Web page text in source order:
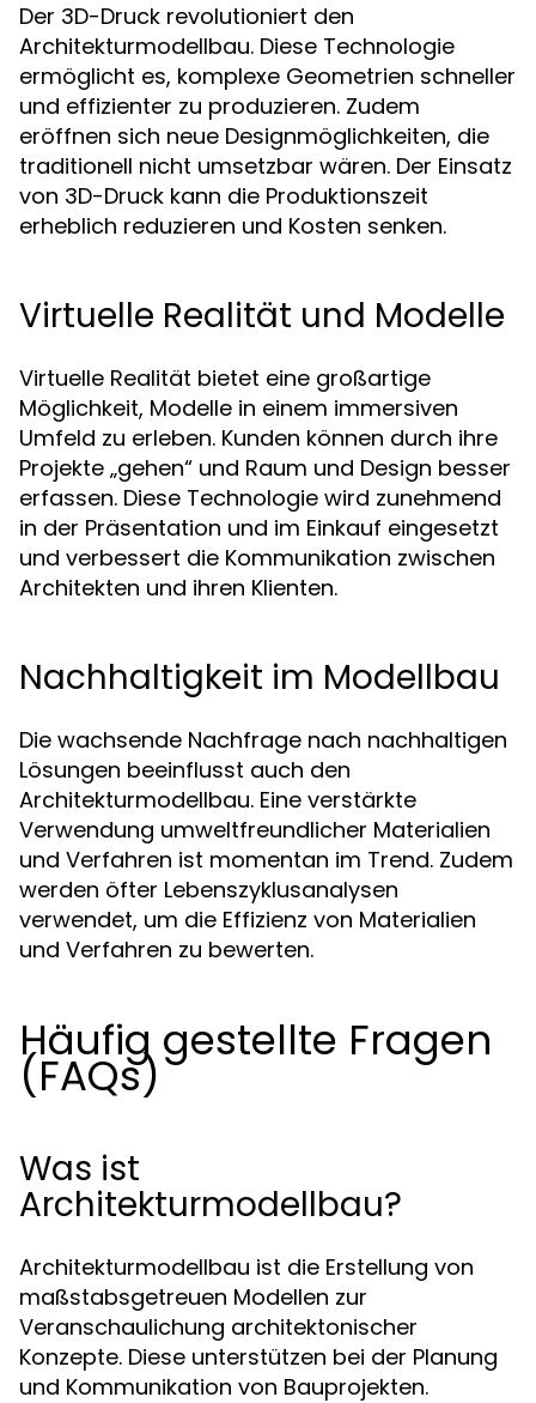
Der 3D-Druck revolutioniert den
Architekturmodellbau. Diese Technologie
ermöglicht es, komplexe Geometrien schneller
und effizienter zu produzieren. Zudem
eröffnen sich neue Designmöglichkeiten, die
traditionell nicht umsetzbar wären. Der Einsatz
von 3D-Druck kann die Produktionszeit
erheblich reduzieren und Kosten senken.
Virtuelle Realität und Modelle
Virtuelle Realität bietet eine großartige
Möglichkeit, Modelle in einem immersiven
Umfeld zu erleben. Kunden können durch ihre
Projekte „gehen“ und Raum und Design besser
erfassen. Diese Technologie wird zunehmend
in der Präsentation und im Einkauf eingesetzt
und verbessert die Kommunikation zwischen
Architekten und ihren Klienten.
Nachhaltigkeit im Modellbau
Die wachsende Nachfrage nach nachhaltigen
Lösungen beeinflusst auch den
Architekturmodellbau. Eine verstärkte
Verwendung umweltfreundlicher Materialien
und Verfahren ist momentan im Trend. Zudem
werden öfter Lebenszyklusanalysen
verwendet, um die Effizienz von Materialien
und Verfahren zu bewerten.
Häufig gestellte Fragen
(FAQs)
Was ist
Architekturmodellbau?
Architekturmodellbau ist die Erstellung von
maßstabsgetreuen Modellen zur
Veranschaulichung architektonischer
Konzepte. Diese unterstützen bei der Planung
und Kommunikation von Bauprojekten.